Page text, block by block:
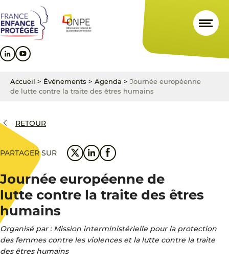
au
contenu
principal
au
menu
principal
au
pied
de
Accueil > Événements > Agenda > Journée européenne
de lutte contre la traite des êtres humains
RETOUR
PARTAGER SUR
Journée européenne de
lutte contre la traite des êtres
humains
Organisé par : Mission interministérielle pour la protection
des femmes contre les violences et la lutte contre la traite
des êtres humains